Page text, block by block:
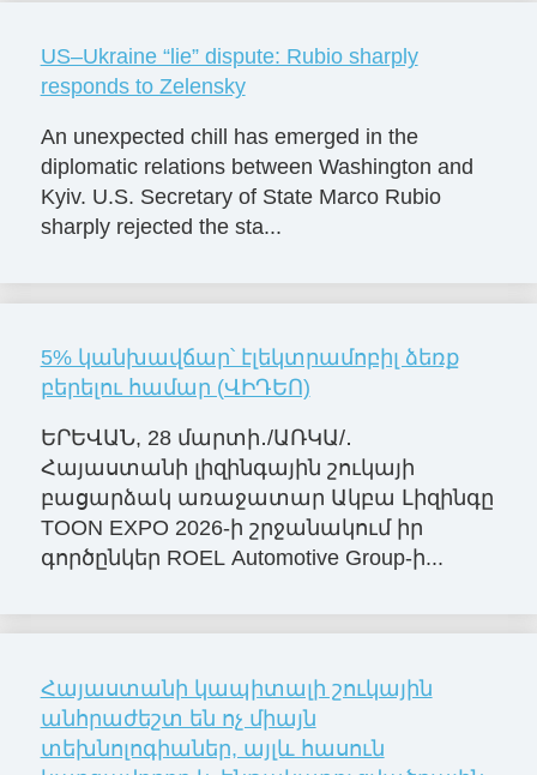
US–Ukraine “lie” dispute: Rubio sharply
responds to Zelensky
An unexpected chill has emerged in the
diplomatic relations between Washington and
Kyiv. U.S. Secretary of State Marco Rubio
sharply rejected the sta...
5% կանխավճար՝ էլեկտրամոբիլ ձեռք
բերելու համար (ՎԻԴԵՈ)
ԵՐԵՎԱՆ, 28 մարտի․/ԱՌԿԱ/․
Հայաստանի լիզինգային շուկայի
բացարձակ առաջատար Ակբա Լիզինգը
TOON EXPO 2026-ի շրջանակում իր
գործընկեր ROEL Automotive Group-ի...
Հայաստանի կապիտալի շուկային
անհրաժեշտ են ոչ միայն
տեխնոլոգիաներ, այլև հասուն